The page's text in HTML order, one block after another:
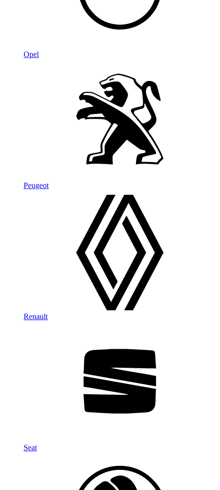
Opel
Peugeot
Renault
Seat